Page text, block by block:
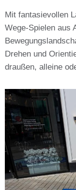
Mit fantasievollen
Wege-Spielen aus
Drehen und
draußen, alleine